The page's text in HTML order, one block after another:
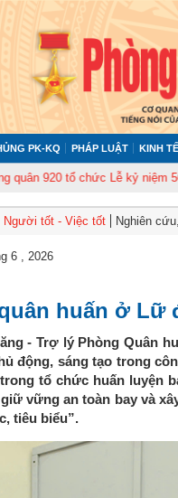
PK-KQ PHÁP LUẬT KINH TẾ
920 tổ chức Lễ kỷ niệm 50
Người tốt - Việc tốt Nghiên
6 , 2026
huấn ở Lữ
- Trợ lý Phòng Quân
động, sáng tạo trong
tổ chức huấn luyện
vững an toàn bay và
tiêu biểu”.